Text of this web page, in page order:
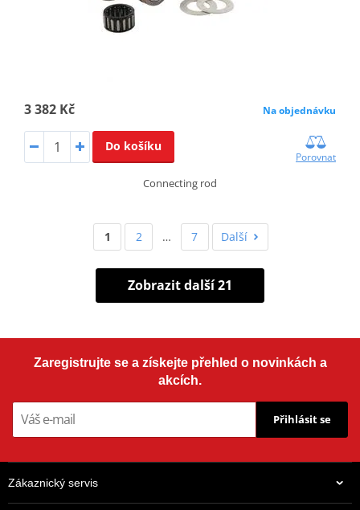
3 382 Kč Na objednávku
Do košíku
Porovnat
Connecting rod
1 2 … 7 Další
Zobrazit další 21
Zaregistrujte se a získejte přehled o novinkách a
akcích.
Přihlásit se
Zákaznický servis